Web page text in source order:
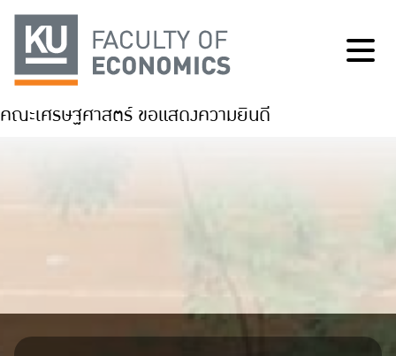
คณะเศรษฐศาสตร์ ขอแสดงความยินดี